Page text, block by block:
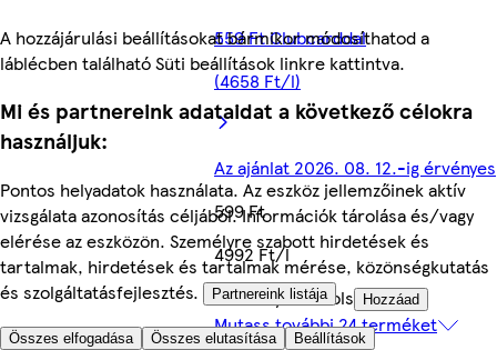
A hozzájárulási beállításokat bármikor módosíthatod a
láblécben található Süti beállítások linkre kattintva.
Mi és partnereink adataidat a következő célokra
használjuk:
Pontos helyadatok használata. Az eszköz jellemzőinek aktív
vizsgálata azonosítás céljából. Információk tárolása és/vagy
elérése az eszközön. Személyre szabott hirdetések és
tartalmak, hirdetések és tartalmak mérése, közönségkutatás
és szolgáltatásfejlesztés.
Partnereink listája
Összes elfogadása Összes elutasítása Beállítások
559 Ft Clubcarddal
(4658 Ft/l)
Az ajánlat 2026. 08. 12.-ig érvényes
599 Ft
4992 Ft/l
Quantity controls
Hozzáad
Mutass további 24 terméket